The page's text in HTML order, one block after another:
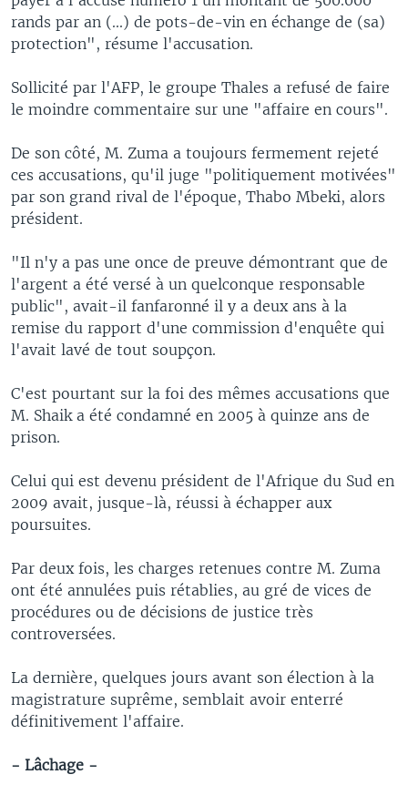
rands par an (...) de pots-de-vin en échange de (sa)
protection", résume l'accusation.
Sollicité par l'AFP, le groupe Thales a refusé de faire
le moindre commentaire sur une "affaire en cours".
De son côté, M. Zuma a toujours fermement rejeté
ces accusations, qu'il juge "politiquement motivées"
par son grand rival de l'époque, Thabo Mbeki, alors
président.
"Il n'y a pas une once de preuve démontrant que de
l'argent a été versé à un quelconque responsable
public", avait-il fanfaronné il y a deux ans à la
remise du rapport d'une commission d'enquête qui
l'avait lavé de tout soupçon.
C'est pourtant sur la foi des mêmes accusations que
M. Shaik a été condamné en 2005 à quinze ans de
prison.
Celui qui est devenu président de l'Afrique du Sud en
2009 avait, jusque-là, réussi à échapper aux
poursuites.
Par deux fois, les charges retenues contre M. Zuma
ont été annulées puis rétablies, au gré de vices de
procédures ou de décisions de justice très
controversées.
La dernière, quelques jours avant son élection à la
magistrature suprême, semblait avoir enterré
définitivement l'affaire.
- Lâchage -